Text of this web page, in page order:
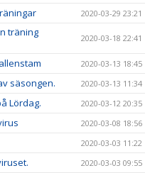
2020-03-29 23:21
träning
2020-03-18 22:41
2020-03-13 18:45
säsongen. 2020-03-13 11:34
Lördag. 2020-03-12 20:35
2020-03-08 18:56
2020-03-03 11:22
2020-03-03 09:55